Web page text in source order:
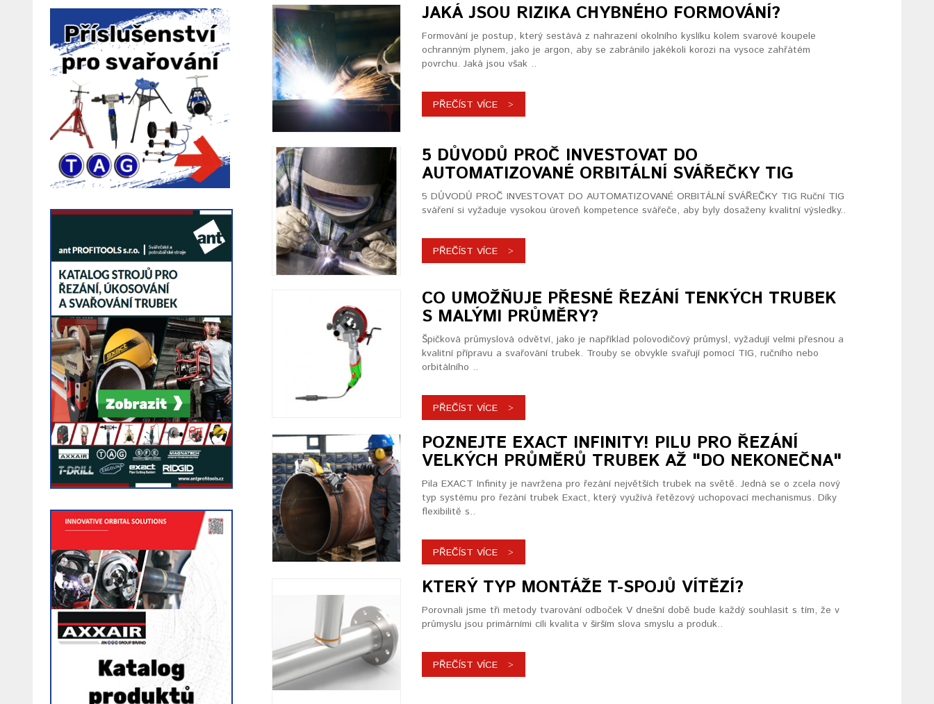
JAKÁ JSOU RIZIKA CHYBNÉHO FORMOVÁNÍ?
Formování je postup, který sestává z nahrazení okolního kyslíku kolem svarové koupele
ochranným plynem, jako je argon, aby se zabránilo jakékoli korozi na vysoce zahřátém
povrchu. Jaká jsou však ..
PŘEČÍST VÍCE
5 DŮVODŮ PROČ INVESTOVAT DO
AUTOMATIZOVANÉ ORBITÁLNÍ SVÁŘEČKY TIG
5 DŮVODŮ PROČ INVESTOVAT DO AUTOMATIZOVANÉ ORBITÁLNÍ SVÁŘEČKY TIG Ruční TIG
sváření si vyžaduje vysokou úroveň kompetence svářeče, aby byly dosaženy kvalitní výsledky..
PŘEČÍST VÍCE
CO UMOŽŇUJE PŘESNÉ ŘEZÁNÍ TENKÝCH TRUBEK
S MALÝMI PRŮMĚRY?
Špičková průmyslová odvětví, jako je například polovodičový průmysl, vyžadují velmi přesnou a
kvalitní přípravu a svařování trubek. Trouby se obvykle svařují pomocí TIG, ručního nebo
orbitálního ..
PŘEČÍST VÍCE
POZNEJTE EXACT INFINITY! PILU PRO ŘEZÁNÍ
VELKÝCH PRŮMĚRŮ TRUBEK AŽ "DO NEKONEČNA"
Pila EXACT Infinity je navržena pro řezání největších trubek na světě. Jedná se o zcela nový
typ systému pro řezání trubek Exact, který využívá řetězový uchopovací mechanismus. Díky
flexibilitě s..
PŘEČÍST VÍCE
KTERÝ TYP MONTÁŽE T-SPOJŮ VÍTĚZÍ?
Porovnali jsme tři metody tvarování odboček V dnešní době bude každý souhlasit s tím, že v
průmyslu jsou primárními cíli kvalita v širším slova smyslu a produk..
PŘEČÍST VÍCE